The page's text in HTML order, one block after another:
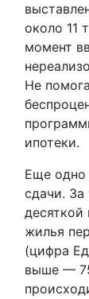
около 11
момент
Не
ипотеки.
Еще одно
сдачи. За
десяткой
жилья
(цифра
выше —